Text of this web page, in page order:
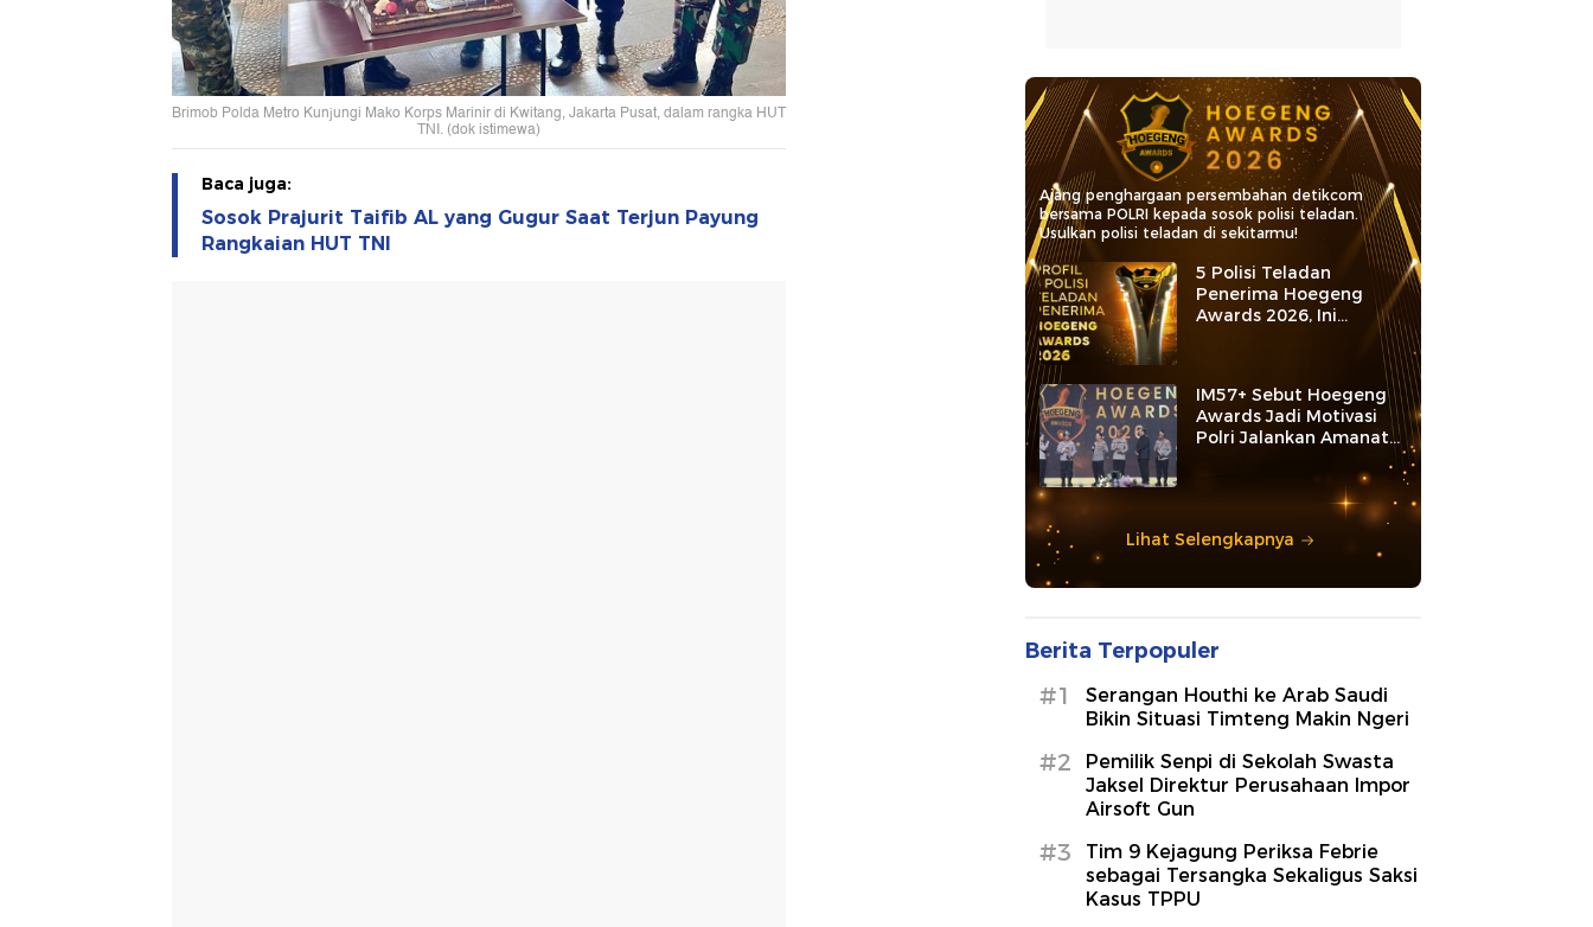
Brimob Polda Metro Kunjungi Mako Korps Marinir di Kwitang, Jakarta Pusat, dalam rangka HUT
TNI. (dok istimewa)
Baca juga:
Sosok Prajurit Taifib AL yang Gugur Saat Terjun Payung
Rangkaian HUT TNI
Ajang penghargaan persembahan detikcom
bersama POLRI kepada sosok polisi teladan.
Usulkan polisi teladan di sekitarmu!
5 Polisi Teladan
Penerima Hoegeng
Awards 2026, Ini
Kategori dan Kiprahnya
IM57+ Sebut Hoegeng
Awards Jadi Motivasi
Polri Jalankan Amanat
Lihat Selengkapnya
Berita Terpopuler
#1
Serangan Houthi ke Arab Saudi
Bikin Situasi Timteng Makin Ngeri
#2
Pemilik Senpi di Sekolah Swasta
Jaksel Direktur Perusahaan Impor
Airsoft Gun
#3
Tim 9 Kejagung Periksa Febrie
sebagai Tersangka Sekaligus Saksi
Kasus TPPU